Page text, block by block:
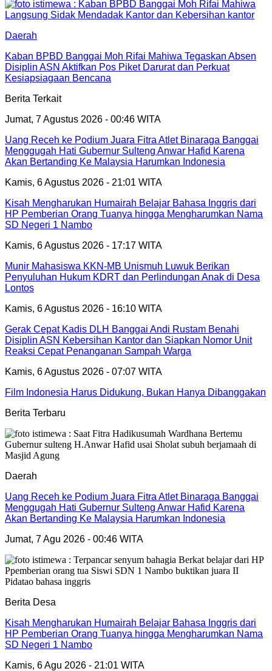
Daerah
Kaban BPBD Banggai Moh Rifai Mahiwa Tegaskan Absen
Disiplin ASN Aktifkan Pos Piket Darurat dan Perkuat
Kesiapsiagaan Bencana
Berita Terkait
Jumat, 7 Agustus 2026 - 00:46 WITA
Uang Receh ke Podium Juara Fitra Atlet Binaraga Banggai
Menggugah Hati Gubernur Sulteng Anwar Hafid Karena
Akan Bertanding Ke Malaysia Harumkan Indonesia
Kamis, 6 Agustus 2026 - 21:01 WITA
Kisah Mengharukan Humairah Belajar Bahasa Inggris dari
HP Pemberian Orang Tuanya hingga Mengharumkan Nama
SD Negeri 1 Nambo
Kamis, 6 Agustus 2026 - 17:17 WITA
Munir Mahasiswa KKN-MB Unismuh Luwuk Berikan
Penyuluhan Hukum KDRT dan Perlindungan Anak di Desa
Lontos
Kamis, 6 Agustus 2026 - 16:10 WITA
Gerak Cepat Kadis DLH Banggai Andi Rustam Benahi
Disiplin ASN Kebersihan Kantor dan Siapkan Nomor Unit
Reaksi Cepat Penanganan Sampah Warga
Kamis, 6 Agustus 2026 - 07:07 WITA
Film Indonesia Harus Didukung, Bukan Hanya Dibanggakan
Berita Terbaru
Daerah
Uang Receh ke Podium Juara Fitra Atlet Binaraga Banggai
Menggugah Hati Gubernur Sulteng Anwar Hafid Karena
Akan Bertanding Ke Malaysia Harumkan Indonesia
Jumat, 7 Agu 2026 - 00:46 WITA
Berita Desa
Kisah Mengharukan Humairah Belajar Bahasa Inggris dari
HP Pemberian Orang Tuanya hingga Mengharumkan Nama
SD Negeri 1 Nambo
Kamis, 6 Agu 2026 - 21:01 WITA